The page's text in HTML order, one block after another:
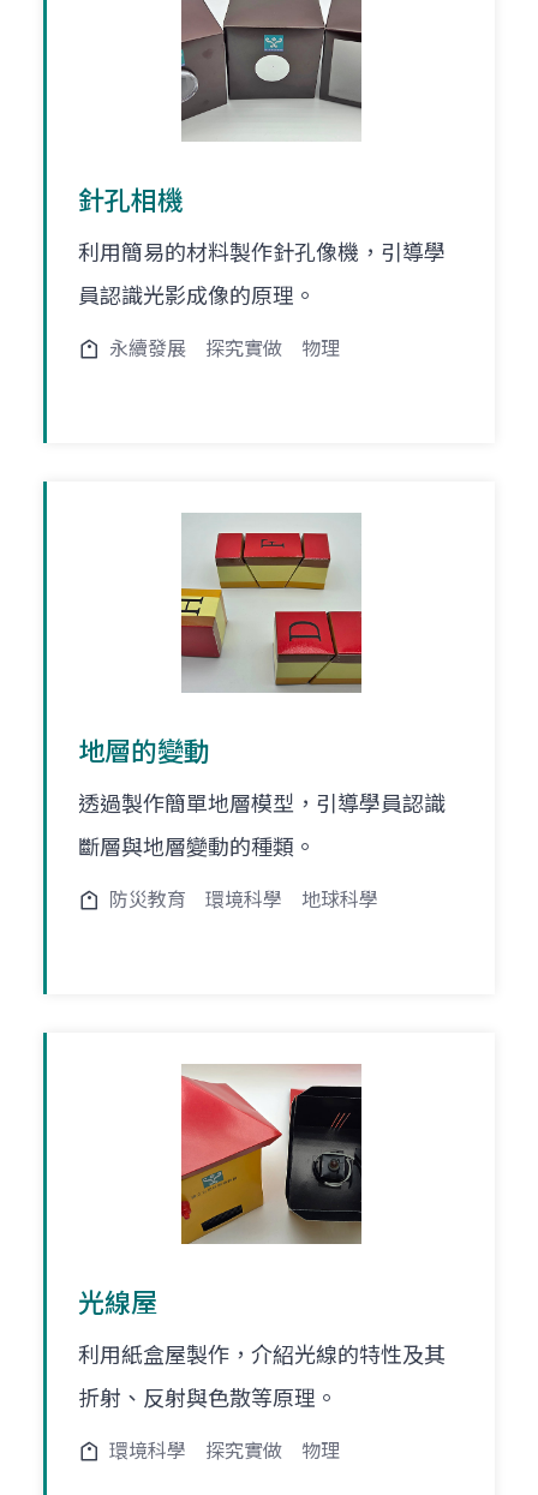
針孔相機
利用簡易的材料製作針孔像機，引導學
員認識光影成像的原理。
永續發展 探究實做 物理
地層的變動
透過製作簡單地層模型，引導學員認識
斷層與地層變動的種類。
防災教育 環境科學 地球科學
光線屋
利用紙盒屋製作，介紹光線的特性及其
折射、反射與色散等原理。
環境科學 探究實做 物理